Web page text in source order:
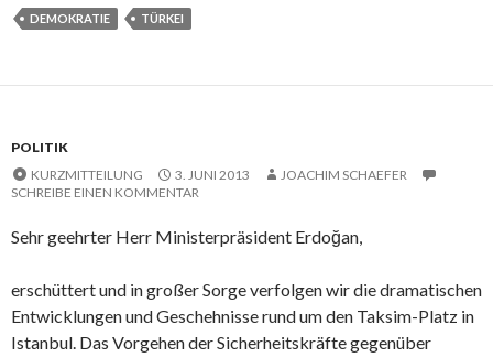
DEMOKRATIE TÜRKEI
POLITIK
KURZMITTEILUNG
3. JUNI 2013
JOACHIM SCHAEFER
SCHREIBE EINEN KOMMENTAR
Sehr geehrter Herr Ministerpräsident Erdoğan,
erschüttert und in großer Sorge verfolgen wir die dramatischen
Entwicklungen und Geschehnisse rund um den Taksim-Platz in
Istanbul. Das Vorgehen der Sicherheitskräfte gegenüber